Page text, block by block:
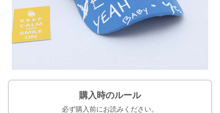
購入時のルール
必ず購入前にお読みください。